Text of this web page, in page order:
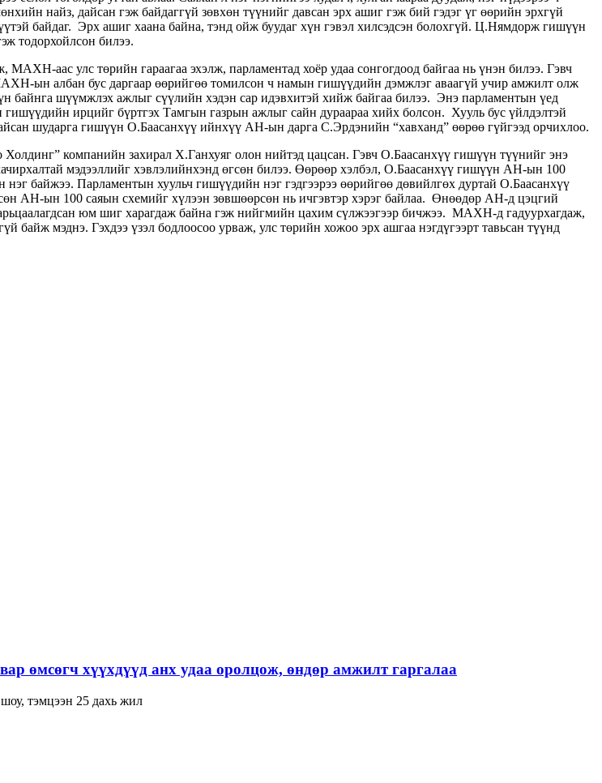
найз, дайсан гэж байдаггүй зөвхөн түүнийг давсан эрх ашиг гэж бий гэдэг үг өөрийн эрхгүй
байдаг. Эрх ашиг хаана байна, тэнд ойж буудаг хүн гэвэл хилсэдсэн болохгүй. Ц.Нямдорж гишүүн
тодорхойлсон билээ.
аас улс төрийн гараагаа эхэлж, парламентад хоёр удаа сонгогдоод байгаа нь үнэн билээ. Гэвч
ын албан бус даргаар өөрийгөө томилсон ч намын гишүүдийн дэмжлэг аваагүй учир амжилт олж
байнга шүүмжлэх ажлыг сүүлийн хэдэн сар идэвхитэй хийж байгаа билээ. Энэ парламентын үед
ирцийг бүртгэх Тамгын газрын ажлыг сайн дураараа хийх болсон. Хууль бус үйлдэлтэй
шударга гишүүн О.Баасанхүү ийнхүү АН-ын дарга С.Эрдэнийн “хавханд” өөрөө гүйгээд орчихлоо.
компанийн захирал Х.Ганхуяг олон нийтэд цацсан. Гэвч О.Баасанхүү гишүүн түүнийг энэ
мэдээллийг хэвлэлийнхэнд өгсөн билээ. Өөрөөр хэлбэл, О.Баасанхүү гишүүн АН-ын 100
байжээ. Парламентын хуульч гишүүдийн нэг гэдгээрээ өөрийгөө дөвийлгөх дуртай О.Баасанхүү
АН-ын 100 саяын схемийг хүлээн зөвшөөрсөн нь ичгэвтэр хэрэг байлаа. Өнөөдөр АН-д цэцгий
юм шиг харагдаж байна гэж нийгмийн цахим сүлжээгээр бичжээ. МАХН-д гадуурхагдаж,
байж мэднэ. Гэхдээ үзэл бодлоосоо урваж, улс төрийн хожоо эрх ашгаа нэгдүгээрт тавьсан түүнд
өмсөгч хүүхдүүд анх удаа оролцож, өндөр амжилт гаргалаа
тэмцээн 25 дахь жил